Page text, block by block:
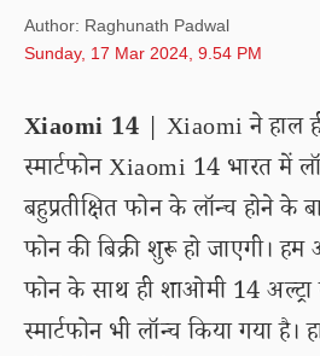
Author: Raghunath Padwal
Sunday, 17 Mar 2024, 9.54 PM
Xiaomi 14 | Xiaomi ने हाल
स्मार्टफोन Xiaomi 14 भारत में
बहुप्रतीक्षित फोन के लॉन्च होने
फोन की बिक्री शुरू हो जाएगी।
फोन के साथ ही शाओमी 14 अल्ट्रा
स्मार्टफोन भी लॉन्च किया गया है।